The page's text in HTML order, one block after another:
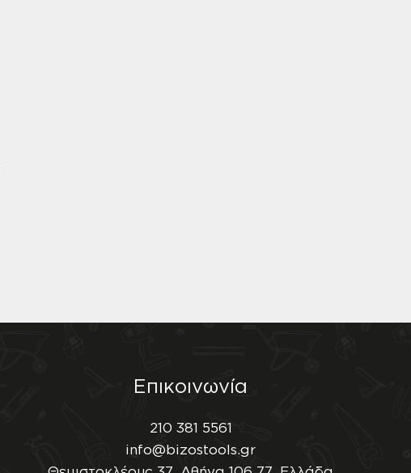
Επικοινωνία
210 381 5561
info@bizostools.gr